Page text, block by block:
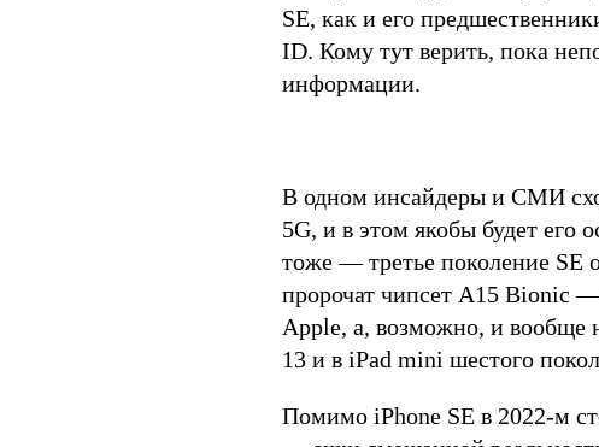
SE, как и его
ID. Кому тут верить, пока
информации.
В одном инсайдеры и СМИ
5G, и в этом якобы будет его
тоже — третье поколение SE
пророчат чипсет A15 Bionic
Apple, а, возможно, и вообще
13 и в iPad mini шестого
Помимо iPhone SE в 2022-м